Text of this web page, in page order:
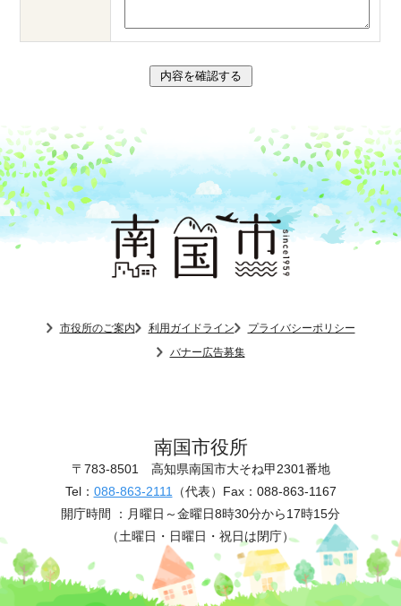
市役所のご案内 利用ガイドライン
プライバシーポリシー
バナー広告募集
南国市役所
〒783-8501 高知県南国市大そね甲2301番地
Tel： 088-863-2111 （代表） Fax：088-863-1167
開庁時間 ： 月曜日～金曜日8時30分から17時15分
（土曜日・日曜日・祝日は閉庁）